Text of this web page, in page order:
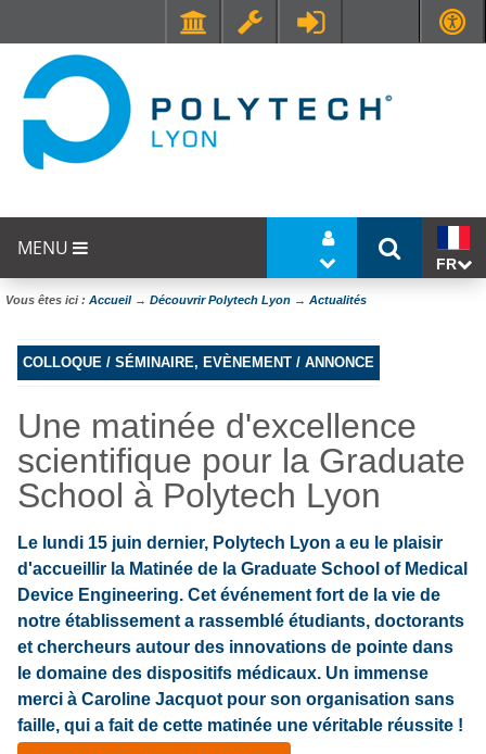
MENU
FR
Vous êtes ici : Accueil→ Découvrir Polytech Lyon → Actualités
COLLOQUE / SÉMINAIRE, EVÈNEMENT / ANNONCE
Une matinée d'excellence
scientifique pour la Graduate
School à Polytech Lyon
Le lundi 15 juin dernier, Polytech Lyon a eu le plaisir
d'accueillir la Matinée de la Graduate School of Medical
Device Engineering. Cet événement fort de la vie de
notre établissement a rassemblé étudiants, doctorants
et chercheurs autour des innovations de pointe dans
le domaine des dispositifs médicaux. Un immense
merci à Caroline Jacquot pour son organisation sans
faille, qui a fait de cette matinée une véritable réussite !